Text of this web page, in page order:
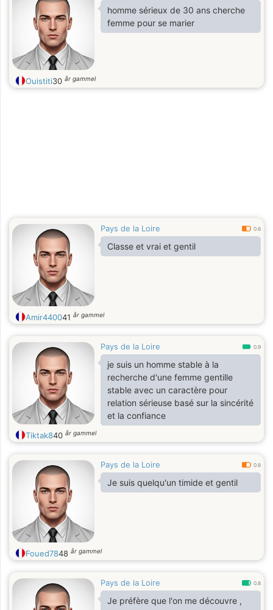
homme sérieux de 30 ans cherche
femme pour se marier
Ouistiti30 år gammel
Pays de la Loire 0.6
Classe et vrai et gentil
Amir440041 år gammel
Pays de la Loire 0.9
je suis un homme stable à la
recherche d'une femme gentille
stable avec un caractère pour
relation sérieuse basé sur la sincérité
et la confiance
Tiktak840 år gammel
Pays de la Loire 0.6
Je suis quelqu'un timide et gentil
Foued7848 år gammel
Pays de la Loire 0.8
Je préfère que l'on me découvre ,